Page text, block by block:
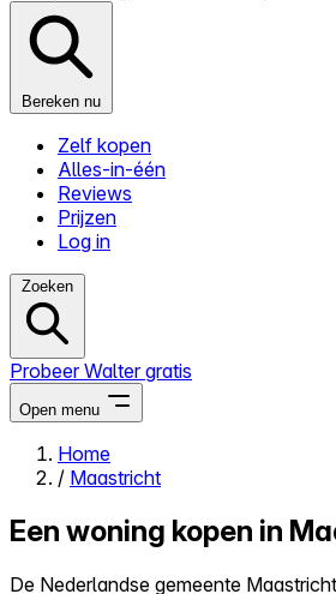
Bereken nu
Zelf kopen
Alles-in-één
Reviews
Prijzen
Log in
Zoeken
Probeer Walter gratis
Open menu
Close menu
Home
/ Maastricht
Een woning kopen in
De Nederlandse gemeente